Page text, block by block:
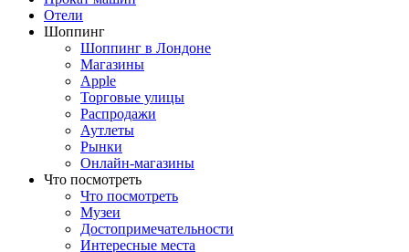
Отели
Шоппинг
Шоппинг в Лондоне
Магазины
Apple
Торговые улицы
Распродажи
Аутлеты
Рынки
Онлайн-магазины
Что посмотреть
Что посмотреть
Музеи
Достопримечательности
Интересные места